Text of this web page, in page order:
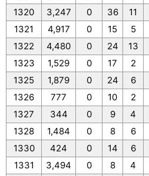
1320
3,247 0 36 11
1321
4,917 0 15 5
1322
4,480 0 24 13
1323
1,529 0 17 2
1325
1,879 0 24 6
1326
777 0 10 2
1327
344 0 9 4
1328
1,484 0 8 6
1330
424 0 14 6
1331
3,494 0 8 4